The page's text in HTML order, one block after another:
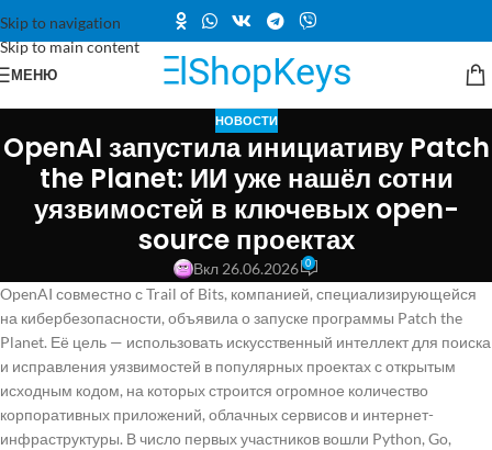
Skip to navigation
Skip to main content
МЕНЮ
НОВОСТИ
OpenAI запустила инициативу Patch
the Planet: ИИ уже нашёл сотни
уязвимостей в ключевых open-
source проектах
Вкл 26.06.2026 0
OpenAI совместно с Trail of Bits, компанией, специализирующейся
на кибербезопасности, объявила о запуске программы Patch the
Planet. Её цель — использовать искусственный интеллект для поиска
и исправления уязвимостей в популярных проектах с открытым
исходным кодом, на которых строится огромное количество
корпоративных приложений, облачных сервисов и интернет-
инфраструктуры. В число первых участников вошли Python, Go,